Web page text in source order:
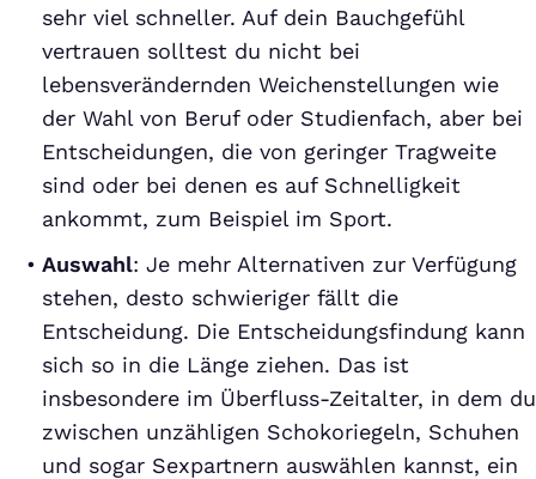
sehr viel schneller. Auf dein Bauchgefühl
vertrauen solltest du nicht bei
lebensverändernden Weichenstellungen wie
der Wahl von Beruf oder Studienfach, aber bei
Entscheidungen, die von geringer Tragweite
sind oder bei denen es auf Schnelligkeit
ankommt, zum Beispiel im Sport.
Auswahl: Je mehr Alternativen zur Verfügung
stehen, desto schwieriger fällt die
Entscheidung. Die Entscheidungsfindung kann
sich so in die Länge ziehen. Das ist
insbesondere im Überfluss-Zeitalter, in dem du
zwischen unzähligen Schokoriegeln, Schuhen
und sogar Sexpartnern auswählen kannst, ein